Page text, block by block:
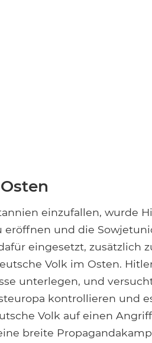
einzufallen, wurde
und die
eingesetzt, zusätzlich
Volk im Osten.
unterlegen, und
kontrollieren und
Volk auf einen
breite